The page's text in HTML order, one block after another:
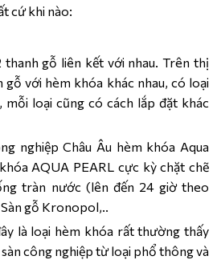
cứ khi nào:
thanh gỗ liên kết với nhau. Trên thị
với hèm khóa khác nhau, có loại
loại cũng có cách lắp đặt khác
nghiệp Châu Âu hèm khóa Aqua
AQUA PEARL cực kỳ chặt chẽ
tràn nước (lên đến 24 giờ theo
gỗ Kronopol,..
là loại hèm khóa rất thường thấy
công nghiệp từ loại phổ thông và